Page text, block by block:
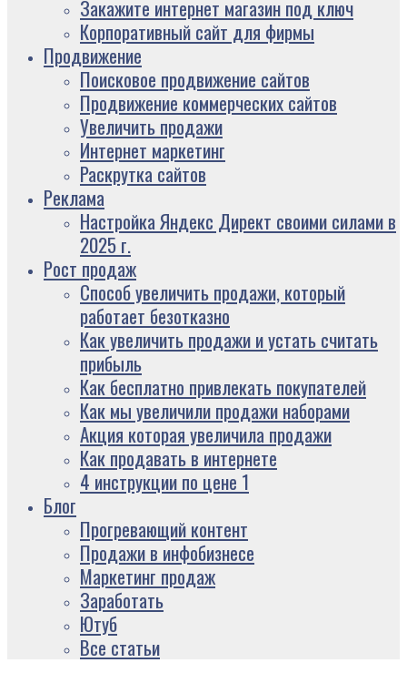
Закажите интернет магазин под ключ
Корпоративный сайт для фирмы
Продвижение
Поисковое продвижение сайтов
Продвижение коммерческих сайтов
Увеличить продажи
Интернет маркетинг
Раскрутка сайтов
Реклама
Настройка Яндекс Директ своими силами в
2025 г.
Рост продаж
Способ увеличить продажи, который
работает безотказно
Как увеличить продажи и устать считать
прибыль
Как бесплатно привлекать покупателей
Как мы увеличили продажи наборами
Акция которая увеличила продажи
Как продавать в интернете
4 инструкции по цене 1
Блог
Прогревающий контент
Продажи в инфобизнесе
Маркетинг продаж
Заработать
Ютуб
Все статьи